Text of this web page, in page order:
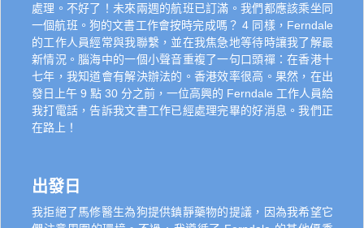
處理。不好了！未來兩週的航班已訂滿。我們都應該乘坐同
一個航班。狗的文書工作會按時完成嗎？ 4 同樣，Ferndale
的工作人員經常與我聯繫，並在我焦急地等待時讓我了解最
新情況。腦海中的一個小聲音重複了一句口頭禪：在香港十
七年，我知道會有解決辦法的。香港效率很高。果然，在出
發日上午 9 點 30 分之前，一位高興的 Ferndale 工作人員給
我打電話，告訴我文書工作已經處理完畢的好消息。我們正
在路上！
出發日
我拒絕了馬修醫生為狗提供鎮靜藥物的提議，因為我希望它